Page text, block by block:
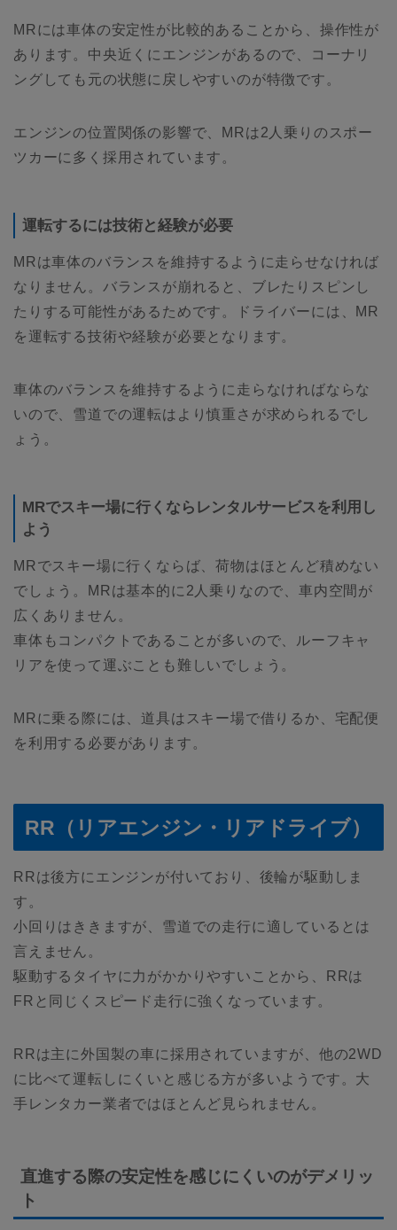
MRには車体の安定性が比較的あることから、操作性が
あります。中央近くにエンジンがあるので、コーナリ
ングしても元の状態に戻しやすいのが特徴です。
エンジンの位置関係の影響で、MRは2人乗りのスポー
ツカーに多く採用されています。
運転するには技術と経験が必要
MRは車体のバランスを維持するように走らせなければ
なりません。バランスが崩れると、ブレたりスピンし
たりする可能性があるためです。ドライバーには、MR
を運転する技術や経験が必要となります。
車体のバランスを維持するように走らなければならな
いので、雪道での運転はより慎重さが求められるでし
ょう。
MRでスキー場に行くならレンタルサービスを利用し
よう
MRでスキー場に行くならば、荷物はほとんど積めない
でしょう。MRは基本的に2人乗りなので、車内空間が
広くありません。
車体もコンパクトであることが多いので、ルーフキャ
リアを使って運ぶことも難しいでしょう。
MRに乗る際には、道具はスキー場で借りるか、宅配便
を利用する必要があります。
RR（リアエンジン・リアドライブ）
RRは後方にエンジンが付いており、後輪が駆動しま
す。
小回りはききますが、雪道での走行に適しているとは
言えません。
駆動するタイヤに力がかかりやすいことから、RRは
FRと同じくスピード走行に強くなっています。
RRは主に外国製の車に採用されていますが、他の2WD
に比べて運転しにくいと感じる方が多いようです。大
手レンタカー業者ではほとんど見られません。
直進する際の安定性を感じにくいのがデメリッ
ト